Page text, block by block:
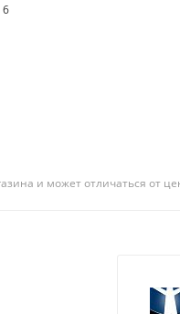
6
и может отличаться от